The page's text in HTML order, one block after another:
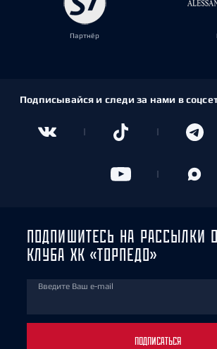
Партнёр
Подписывайся и следи за нами в
ПОДПИШИТЕСЬ НА РАССЫЛКИ
КЛУБА ХК «ТОРПЕДО»
Введите Ваш e-mail
ПОДПИСАТЬСЯ